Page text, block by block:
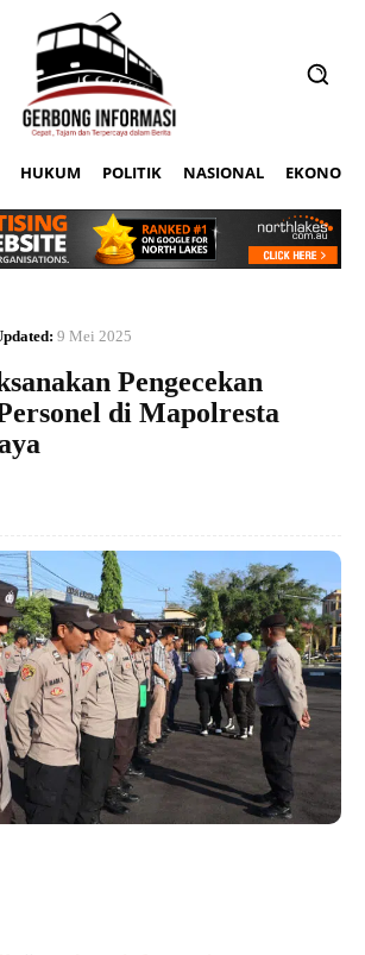
HUKUM POLITIK NASIONAL EKONOMI
9 Mei 2025
Pengecekan
di Mapolresta